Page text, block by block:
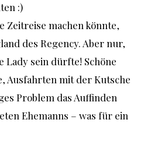
:)
Zeitreise machen könnte,
des Regency. Aber nur,
Lady sein dürfte! Schöne
Ausfahrten mit der Kutsche
Problem das Auffinden
Ehemanns – was für ein